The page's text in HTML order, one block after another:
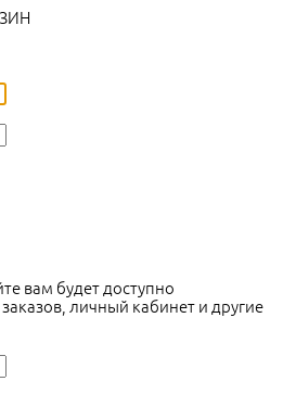
вам будет доступно
личный кабинет и другие